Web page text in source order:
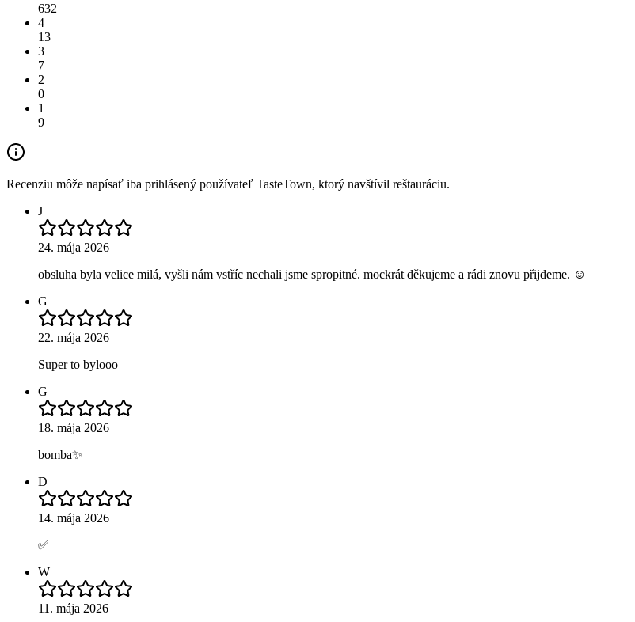
632
4
13
3
7
2
0
1
9
Recenziu môže napísať iba prihlásený používateľ TasteTown, ktorý navštívil reštauráciu.
J
24. mája 2026
obsluha byla velice milá, vyšli nám vstříc nechali jsme spropitné. mockrát děkujeme a rádi znovu přijdeme. ☺️
G
22. mája 2026
Super to bylooo
G
18. mája 2026
bomba✨️
D
14. mája 2026
✅
W
11. mája 2026